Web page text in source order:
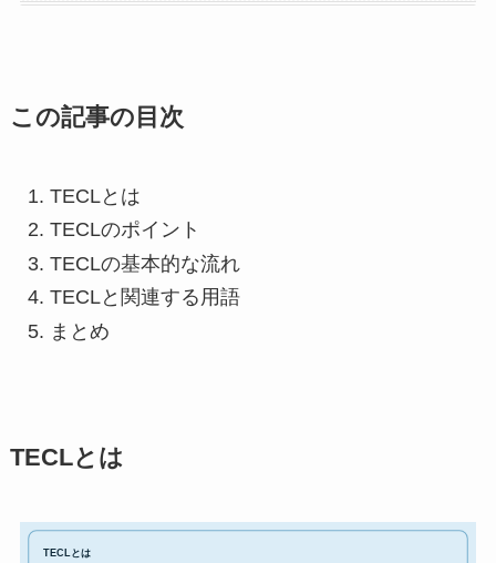
この記事の目次
TECLとは
TECLのポイント
TECLの基本的な流れ
TECLと関連する用語
まとめ
TECLとは
TECLとは